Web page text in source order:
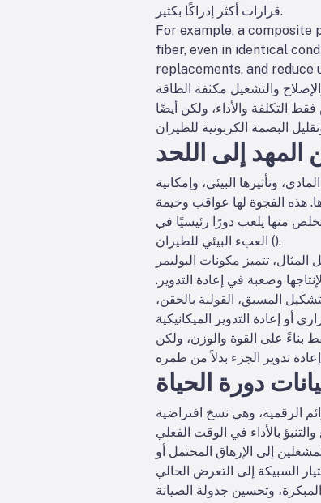
قرارات أكثر إدراكًا بكثير.
For example, a composite
fiber, even in identical
replacements, and reduce
والتشغيل مكثفة الطاقة
التكلفة والأداء، ولكن أيضًا
المهد إلى اللحد
وتأثيرها البيئي، وإمكانية
منها يلعب دورًا رئيسيًا في
العبء البيئي للطيران ().
تتميز مكونات البوليمر
وصعبة في إعادة التدوير.
المسبق، القولبة بالحقن،
بناءً على القوة والوزن، ولكن
دورة الحياة
الرقمية، وهي نسخ افتراضية
إلى الإرهاق المحتمل أو
السبيكة إلى التعرض الحالي
وتحسين جدولة الصيانة